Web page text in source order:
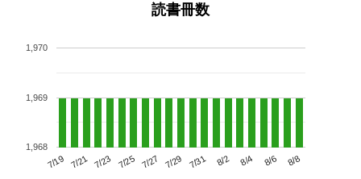
読書冊数
7/19 7/21 7/23 7/25 7/27 7/29 7/31 8/2 8/4 8/6 8/8
1,968
1,969
1,970